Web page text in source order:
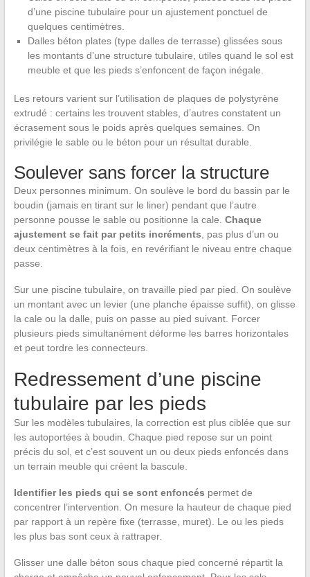
d’une piscine tubulaire pour un ajustement ponctuel de
quelques centimètres.
Dalles béton plates (type dalles de terrasse) glissées sous
les montants d’une structure tubulaire, utiles quand le sol est
meuble et que les pieds s’enfoncent de façon inégale.
Les retours varient sur l’utilisation de plaques de polystyrène
extrudé : certains les trouvent stables, d’autres constatent un
écrasement sous le poids après quelques semaines. On
privilégie le sable ou le béton pour un résultat durable.
Soulever sans forcer la structure
Deux personnes minimum. On soulève le bord du bassin par le
boudin (jamais en tirant sur le liner) pendant que l’autre
personne pousse le sable ou positionne la cale. Chaque
ajustement se fait par petits incréments, pas plus d’un ou
deux centimètres à la fois, en revérifiant le niveau entre chaque
passe.
Sur une piscine tubulaire, on travaille pied par pied. On soulève
un montant avec un levier (une planche épaisse suffit), on glisse
la cale ou la dalle, puis on passe au pied suivant. Forcer
plusieurs pieds simultanément déforme les barres horizontales
et peut tordre les connecteurs.
Redressement d’une piscine
tubulaire par les pieds
Sur les modèles tubulaires, la correction est plus ciblée que sur
les autoportées à boudin. Chaque pied repose sur un point
précis du sol, et c’est souvent un ou deux pieds enfoncés dans
un terrain meuble qui créent la bascule.
Identifier les pieds qui se sont enfoncés permet de
concentrer l’intervention. On mesure la hauteur de chaque pied
par rapport à un repère fixe (terrasse, muret). Le ou les pieds
les plus bas sont ceux à rattraper.
Glisser une dalle béton sous chaque pied concerné répartit la